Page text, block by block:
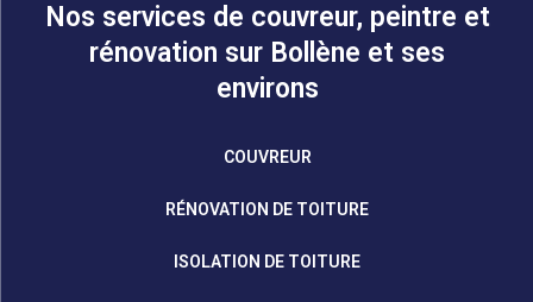
Nos services de couvreur, peintre et
rénovation sur Bollène et ses
environs
COUVREUR
RÉNOVATION DE TOITURE
ISOLATION DE TOITURE